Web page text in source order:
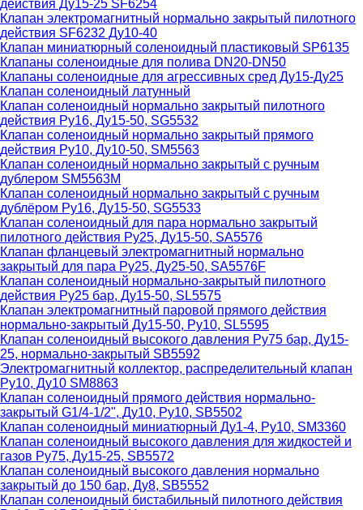
действия Ду15-25 SF6254
Клапан электромагнитный нормально закрытый пилотного
действия SF6232 Ду10-40
Клапан миниатюрный соленоидный пластиковый SP6135
Клапаны соленоидные для полива DN20-DN50
Клапаны соленоидные для агрессивных сред Ду15-Ду25
Клапан соленоидный латунный
Клапан соленоидный нормально закрытый пилотного
действия Ру16, Ду15-50, SG5532
Клапан соленоидный нормально закрытый прямого
действия Ру10, Ду10-50, SM5563
Клапан соленоидный нормально закрытый с ручным
дублером SM5563M
Клапан соленоидный нормально закрытый с ручным
дублёром Ру16, Ду15-50, SG5533
Клапан соленоидный для пара нормально закрытый
пилотного действия Ру25, Ду15-50, SA5576
Клапан фланцевый электромагнитный нормально
закрытый для пара Ру25, Ду25-50, SA5576F
Клапан соленоидный нормально-закрытый пилотного
действия Ру25 бар, Ду15-50, SL5575
Клапан электромагнитный паровой прямого действия
нормально-закрытый Ду15-50, Ру10, SL5595
Клапан соленоидный высокого давления Ру75 бар, Ду15-
25, нормально-закрытый SB5592
Электромагнитный коллектор, распределительный клапан
Ру10, Ду10 SM8863
Клапан соленоидный прямого действия нормально-
закрытый G1/4-1/2", Ду10, Ру10, SB5502
Клапан соленоидный миниатюрный Ду1-4, Ру10, SM3360
Клапан соленоидный высокого давления для жидкостей и
газов Ру75, Ду15-25, SB5572
Клапан соленоидный высокого давления нормально
закрытый до 150 бар, Ду8, SB5552
Клапан соленоидный бистабильный пилотного действия